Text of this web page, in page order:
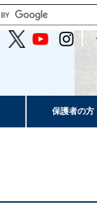
保護者の方